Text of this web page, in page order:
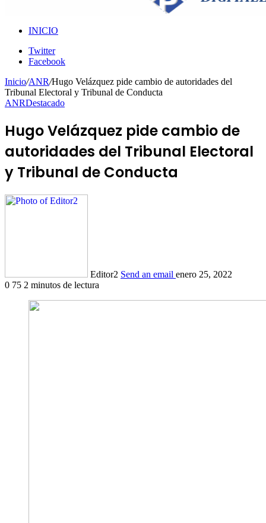
INICIO
Twitter
Facebook
Inicio/ANR/Hugo Velázquez pide cambio de autoridades del
Tribunal Electoral y Tribunal de Conducta
ANRDestacado
Hugo Velázquez pide cambio de
autoridades del Tribunal Electoral
y Tribunal de Conducta
Editor2 Send an email enero 25, 2022
0 75 2 minutos de lectura